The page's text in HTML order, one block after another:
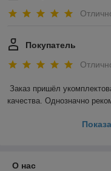
Покупатель
Заказ пришёл
качества. Однозначно
О нас